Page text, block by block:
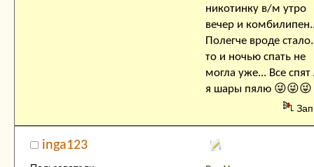
никотинку в/м утро
вечер и
Полегче вроде
то и ночью спать не
могла уже... Все спят
я шары пялю 😜😜😜
inga123